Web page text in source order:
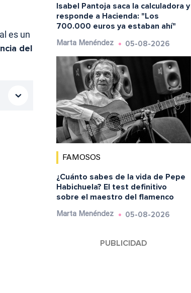
es un
del
Isabel Pantoja saca la calculadora y
responde a Hacienda: "Los
700.000 euros ya estaban ahí"
Marta Menéndez 05-08-2026
FAMOSOS
¿Cuánto sabes de la vida de Pepe
Habichuela? El test definitivo
sobre el maestro del flamenco
Marta Menéndez 05-08-2026